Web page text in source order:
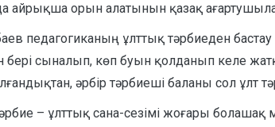
айрықша орын алатынын қазақ
педагогиканың ұлттық тәрбиеден бастау
бері сыналып, көп буын қолданып келе
әрбір тәрбиеші баланы сол ұлт
– ұлттық сана-сезімі жоғары болашақ